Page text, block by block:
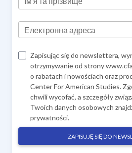
Електронна адреса
Zapisując się do newslettera,
otrzymywanie od strony
o rabatach i nowościach oraz
Center For American Studies.
chwili wycofać, a szczegóły
Twoich danych osobowych
prywatności.
ZAPISUJĘ SIĘ DO